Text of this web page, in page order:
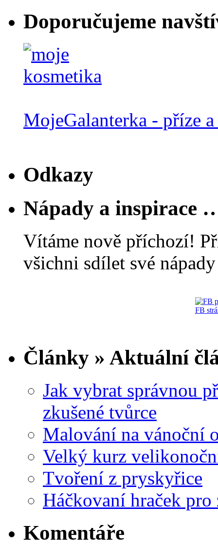
Doporučujeme
MojeGalanterka - příze
Odkazy
Nápady a inspirace
Vítáme nově příchozí!
všichni sdílet své
FB
Články » Aktuální
Jak vybrat správnou
zkušené tvůrce
Malování na vánoční
Velký kurz
Tvoření z pryskyřice
Háčkovaní hraček pro
Komentáře